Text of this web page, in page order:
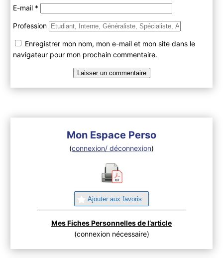
E-mail *
Profession
Enregistrer mon nom, mon e-mail et mon site dans le
navigateur pour mon prochain commentaire.
Mon Espace Perso
(connexion/ déconnexion)
Ajouter aux favoris
Mes Fiches Personnelles de l’article
(connexion nécessaire)